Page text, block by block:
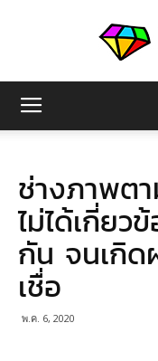
ช่างภาพต
ไม่ได้เกี่ย
กัน จนเกิด
เชื่อ
พ.ค. 6, 2020